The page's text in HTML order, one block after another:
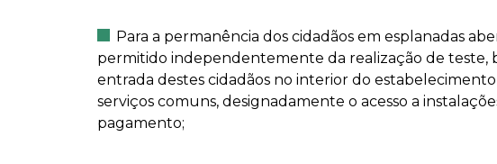
Para a permanência dos cidadãos em esplanadas
permitido independentemente da realização de teste,
entrada destes cidadãos no interior do estabelecimento
serviços comuns, designadamente o acesso a
pagamento;